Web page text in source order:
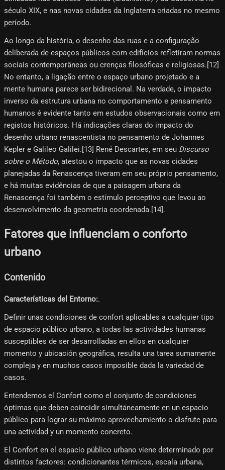
século XIX, e nas novas cidades da Inglaterra criadas no mesmo
período.
Ao longo da história, o desenho das ruas e a configuração
deliberada de espaços públicos com edifícios refletiram normas
sociais contemporâneas ou crenças filosóficas e religiosas.[12]
No entanto, a ligação entre o espaço urbano projetado e a
mente humana parece ser bidirecional. Na verdade, o impacto
inverso da estrutura urbana no comportamento e pensamento
humanos é evidente tanto em estudos observacionais como em
registos históricos. Há indicações claras do impacto do
desenho urbano renascentista no pensamento de Johannes
Kepler e Galileo Galilei.[13] René Descartes, em seu Discurso
sobre o Método, atestou o impacto que as novas cidades
planejadas da Renascença tiveram em seu próprio pensamento,
e há muitas evidências de que a paisagem urbana da
Renascença foi também o estímulo perceptivo que levou ao
desenvolvimento da geometria coordenada.[14]​.
Fatores que influenciam o conforto
urbano
Contenido
Características del Entorno:.
Definir unas condiciones de confort aplicables a cualquier tipo
de espacio público urbano, a todas las actividades humanas
susceptibles de ser desarrolladas en ellos en cualquier
momento y ubicación geográfica, resulta una tarea sumamente
compleja y en muchos casos imposible dada la variedad de
casos.
Entendemos el Confort como el conjunto de condiciones
óptimas que deben coincidir simultáneamente en un espacio
público para lograr su máximo aprovechamiento o disfrute para
una actividad y un momento concreto.
El Confort en el espacio público urbano viene determinado por
distintos factores: condicionantes térmicos, escala urbana,